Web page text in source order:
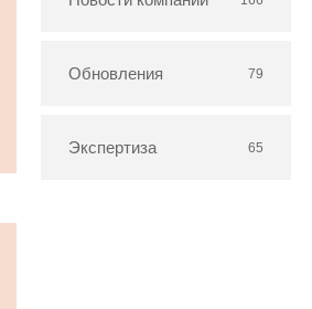
Обновления 79
Экспертиза 65